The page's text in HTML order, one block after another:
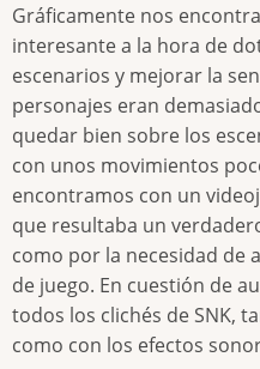
Gráficamente nos
interesante a la hora de
escenarios y mejorar la
personajes eran
quedar bien sobre los
con unos movimientos
encontramos con un
que resultaba un
como por la necesidad de
de juego. En cuestión de
todos los clichés de SNK,
como con los efectos